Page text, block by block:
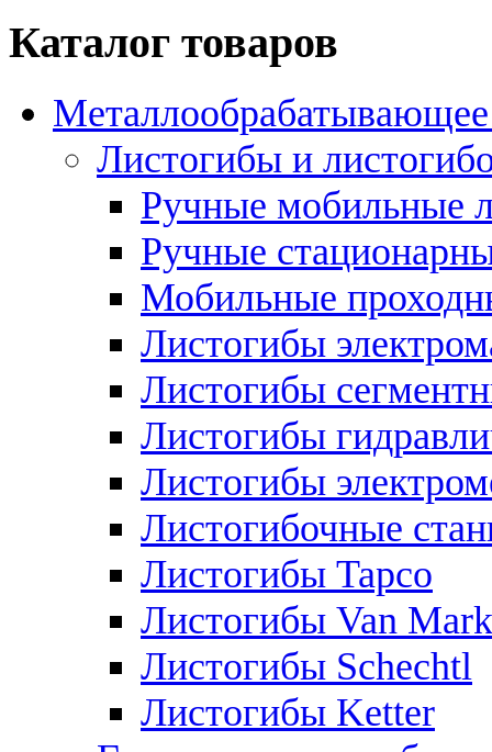
Каталог товаров
Металлообрабатывающее
Листогибы и
Ручные мобильные
Ручные
Мобильные
Листогибы
Листогибы
Листогибы
Листогибы
Листогибочные
Листогибы Tapco
Листогибы Van Mark
Листогибы Schechtl
Листогибы Ketter